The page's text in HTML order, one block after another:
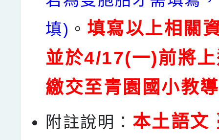
填) 。 填寫以上相關
並於4/17(一)前將
繳交至青園國小教
附註說明： 本土語文